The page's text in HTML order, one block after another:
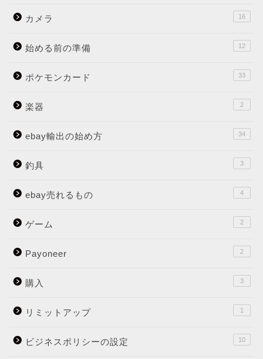
カメラ 16
始める前の準備 12
ポケモンカード 33
楽器 2
ebay輸出の始め方 34
釣具 3
ebay売れるもの 4
ゲーム 2
Payoneer 2
購入 3
リミットアップ 1
ビジネスポリシーの設定 10